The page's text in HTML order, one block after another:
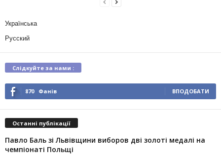
Українська
Русский
Слідкуйте за нами :
870 Фанів ВПОДОБАТИ
Останні публікації
Павло Баль зі Львівщини виборов дві золоті медалі на
чемпіонаті Польщі